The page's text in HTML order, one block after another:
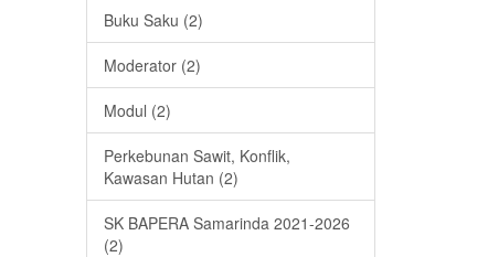
Buku Saku (2)
Moderator (2)
Modul (2)
Perkebunan Sawit, Konflik,
Kawasan Hutan (2)
SK BAPERA Samarinda 2021-2026
(2)